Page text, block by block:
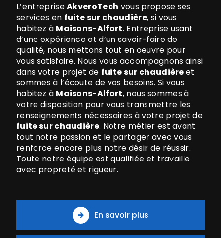
L’entrepriseAkveroTech vous propose ses
services en fuite sur chaudière, si vous
habitez à Maisons-Alfort. Entreprise usant
d’une expérience et d’un savoir-faire de
qualité, nous mettons tout en oeuvre pour
vous satisfaire. Nous vous accompagnons ainsi
dans votre projet de fuite sur chaudière et
sommes à l’écoute de vos besoins. Si vous
habitez à Maisons-Alfort, nous sommes à
votre disposition pour vous transmettre les
renseignements nécessaires à votre projet de
fuite sur chaudière. Notre métier est avant
tout notre passion et le partager avec vous
renforce encore plus notre désir de réussir.
Toute notre équipe est qualifiée et travaille
avec propreté et rigueur.
En savoir plus